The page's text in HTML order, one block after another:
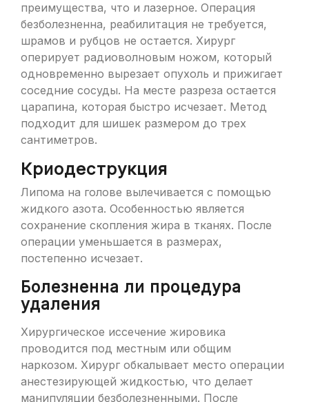
преимущества, что и лазерное. Операция
безболезненна, реабилитация не требуется,
шрамов и рубцов не остается. Хирург
оперирует радиоволновым ножом, который
одновременно вырезает опухоль и прижигает
соседние сосуды. На месте разреза остается
царапина, которая быстро исчезает. Метод
подходит для шишек размером до трех
сантиметров.
Криодеструкция
Липома на голове вылечивается с помощью
жидкого азота. Особенностью является
сохранение скопления жира в тканях. После
операции уменьшается в размерах,
постепенно исчезает.
Болезненна ли процедура
удаления
Хирургическое иссечение жировика
проводится под местным или общим
наркозом. Хирург обкалывает место операции
анестезирующей жидкостью, что делает
манипуляции безболезненными. После